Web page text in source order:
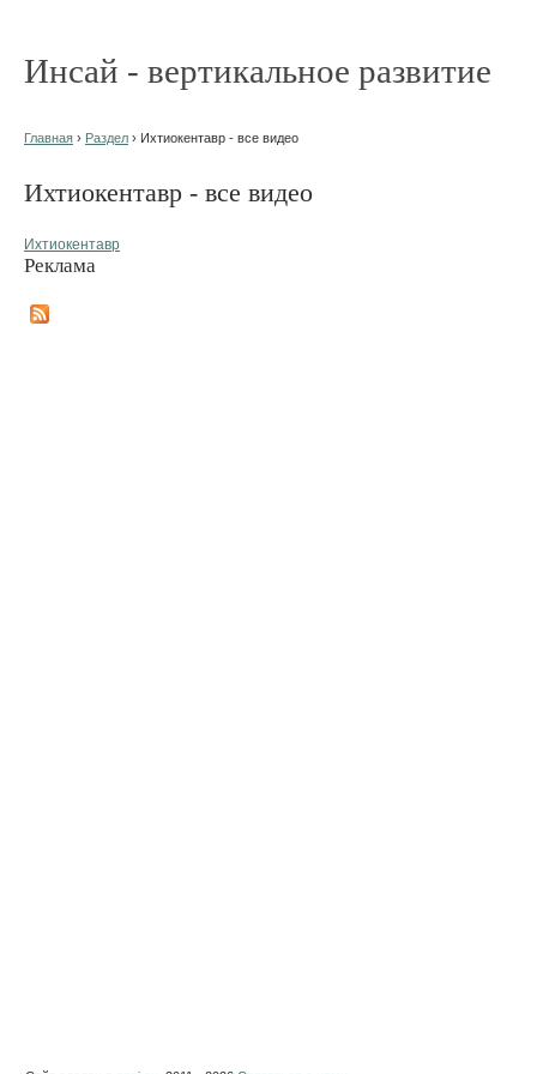
Инсай - вертикальное развитие
Главная › Раздел › Ихтиокентавр - все видео
Ихтиокентавр - все видео
Ихтиокентавр
Реклама